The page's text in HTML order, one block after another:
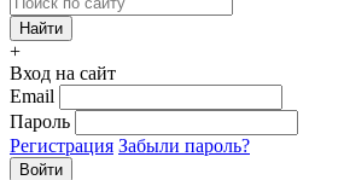
+
Вход на сайт
Email
Пароль
Регистрация Забыли пароль?
Войти